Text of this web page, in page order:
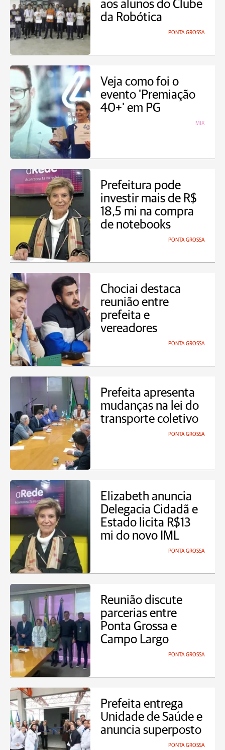
aos alunos do Clube
da Robótica
PONTA GROSSA
Veja como foi o
evento 'Premiação
40+' em PG
MIX
Prefeitura pode
investir mais de R$
18,5 mi na compra
de notebooks
PONTA GROSSA
Chociai destaca
reunião entre
prefeita e
vereadores
PONTA GROSSA
Prefeita apresenta
mudanças na lei do
transporte coletivo
PONTA GROSSA
Elizabeth anuncia
Delegacia Cidadã e
Estado licita R$13
mi do novo IML
PONTA GROSSA
Reunião discute
parcerias entre
Ponta Grossa e
Campo Largo
PONTA GROSSA
Prefeita entrega
Unidade de Saúde e
anuncia superposto
PONTA GROSSA